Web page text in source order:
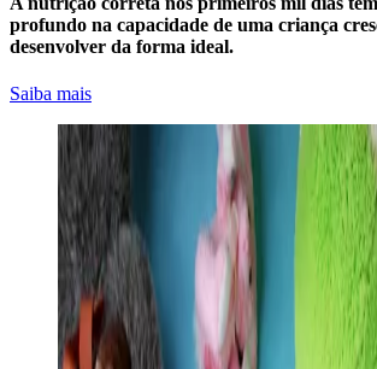
profundo na capacidade de uma criança
desenvolver da forma ideal.
Saiba mais